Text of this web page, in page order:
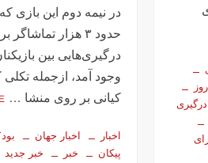
درگیری
در نیمه دوم این بازی
حدود ۳ هزار
درگیری‌هایی بین
وجود آمد، ازجمله
کیانی بر روی منشا …
اخبار اخبار جهان
پیکان
خبر خبر جدید